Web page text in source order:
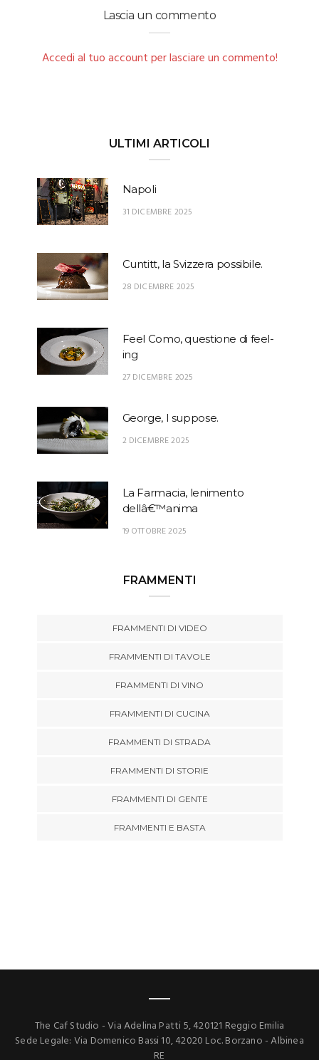
Lascia un commento
Accedi al tuo account per lasciare un commento!
ULTIMI ARTICOLI
Napoli
31 DICEMBRE 2025
Cuntitt, la Svizzera possibile.
28 DICEMBRE 2025
Feel Como, questione di feel-
ing
27 DICEMBRE 2025
George, I suppose.
2 DICEMBRE 2025
La Farmacia, lenimento
dellâ€™anima
19 OTTOBRE 2025
FRAMMENTI
FRAMMENTI DI VIDEO
FRAMMENTI DI TAVOLE
FRAMMENTI DI VINO
FRAMMENTI DI CUCINA
FRAMMENTI DI STRADA
FRAMMENTI DI STORIE
FRAMMENTI DI GENTE
FRAMMENTI E BASTA
The Caf Studio - Via Adelina Patti 5, 420121 Reggio Emilia
Sede Legale: Via Domenico Bassi 10, 42020 Loc. Borzano - Albinea
RE